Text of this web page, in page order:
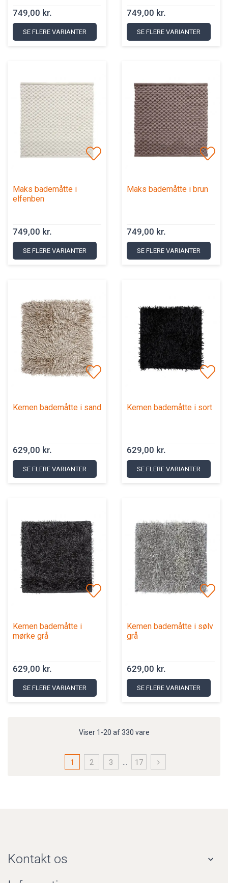
749,00 kr.
SE FLERE VARIANTER
749,00 kr.
SE FLERE VARIANTER
Maks bademåtte i
elfenben
749,00 kr.
SE FLERE VARIANTER
Maks bademåtte i brun
749,00 kr.
SE FLERE VARIANTER
Kemen bademåtte i sand
629,00 kr.
SE FLERE VARIANTER
Kemen bademåtte i sort
629,00 kr.
SE FLERE VARIANTER
Kemen bademåtte i
mørke grå
629,00 kr.
SE FLERE VARIANTER
Kemen bademåtte i sølv
grå
629,00 kr.
SE FLERE VARIANTER
Viser 1-20 af 330 vare
1 2 3 17
Kontakt os 